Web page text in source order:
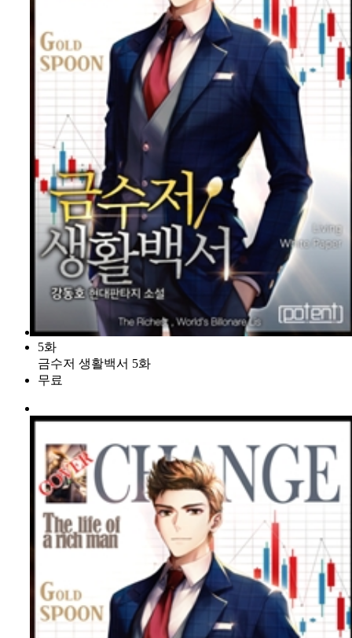
5화
금수저 생활백서 5화
무료